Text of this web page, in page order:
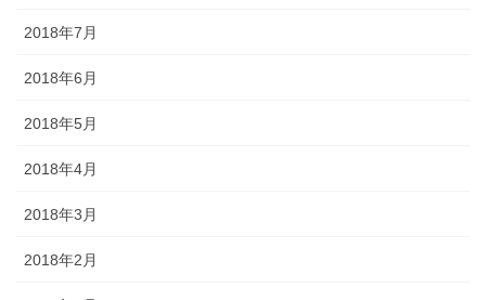
2018年7月
2018年6月
2018年5月
2018年4月
2018年3月
2018年2月